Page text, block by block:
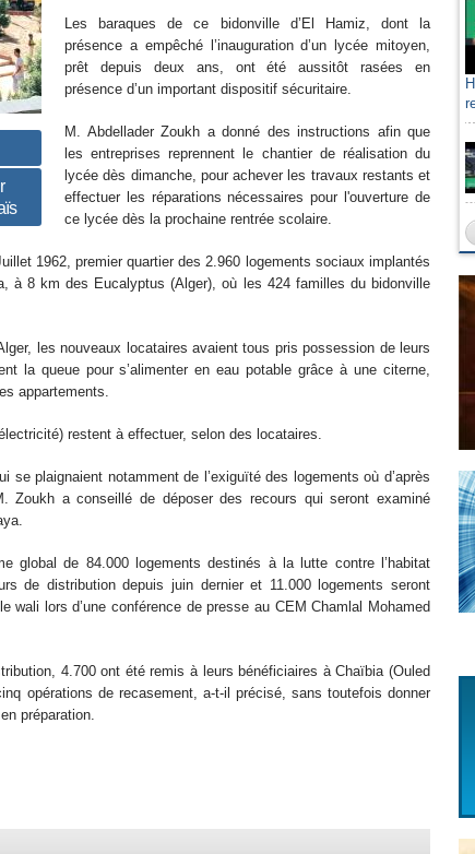
Les baraques de ce bidonville d’El Hamiz, dont la
présence a empêché l’inauguration d’un lycée mitoyen,
prêt depuis deux ans, ont été aussitôt rasées en
présence d’un important dispositif sécuritaire.
M. Abdellader Zoukh a donné des instructions afin que
les entreprises reprennent le chantier de réalisation du
lycée dès dimanche, pour achever les travaux restants et
effectuer les réparations nécessaires pour l'ouverture de
ce lycée dès la prochaine rentrée scolaire.
1962, premier quartier des 2.960 logements sociaux implantés
à 8 km des Eucalyptus (Alger), où les 424 familles du bidonville
les nouveaux locataires avaient tous pris possession de leurs
la queue pour s’alimenter en eau potable grâce à une citerne,
appartements.
restent à effectuer, selon des locataires.
plaignaient notamment de l’exiguïté des logements où d’après
Zoukh a conseillé de déposer des recours qui seront examiné
global de 84.000 logements destinés à la lutte contre l’habitat
de distribution depuis juin dernier et 11.000 logements seront
wali lors d’une conférence de presse au CEM Chamlal Mohamed
4.700 ont été remis à leurs bénéficiaires à Chaïbia (Ouled
opérations de recasement, a-t-il précisé, sans toutefois donner
préparation.